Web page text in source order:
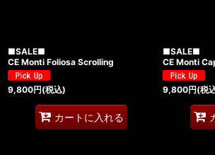
■SALE■
CE Monti Foliosa Scrolling
9,800円(税込)
カートに入れる
■SALE■
CE Monti
9,800円(税